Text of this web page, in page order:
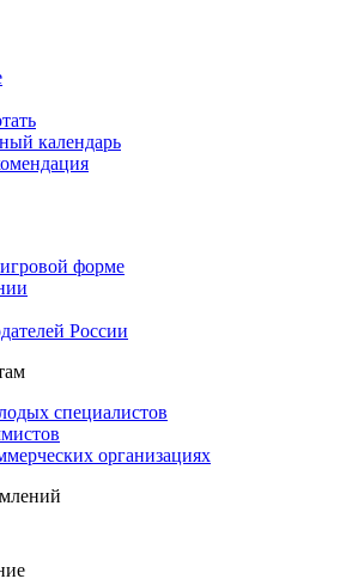
календарь
форме
России
специалистов
организациях